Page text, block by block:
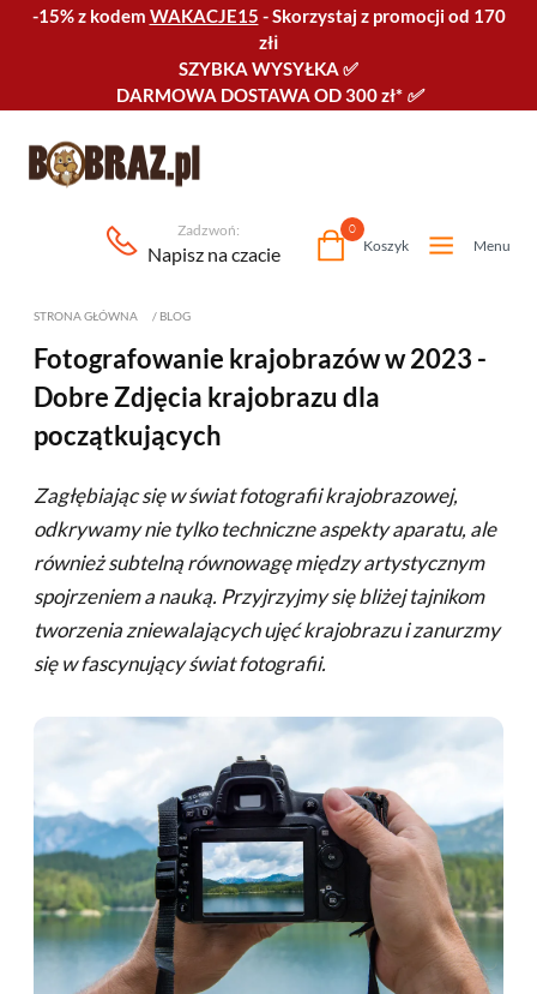
-15% z kodem WAKACJE15 -Skorzystaj z promocji od 170
złℹ️
SZYBKA WYSYŁKA ✅
DARMOWA DOSTAWA OD 300 zł* ✅
Zadzwoń:
Napisz na czacie Koszyk
0
Menu
STRONA GŁÓWNA / BLOG
Fotografowanie krajobrazów w 2023 -
Dobre Zdjęcia krajobrazu dla
początkujących
Zagłębiając się w świat fotografii krajobrazowej,
odkrywamy nie tylko techniczne aspekty aparatu, ale
również subtelną równowagę między artystycznym
spojrzeniem a nauką. Przyjrzyjmy się bliżej tajnikom
tworzenia zniewalających ujęć krajobrazu i zanurzmy
się w fascynujący świat fotografii.